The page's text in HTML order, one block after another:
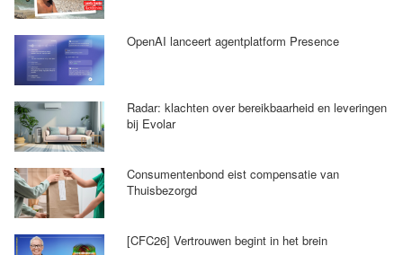
OpenAI lanceert agentplatform Presence
Radar: klachten over bereikbaarheid en leveringen
bij Evolar
Consumentenbond eist compensatie van
Thuisbezorgd
[CFC26] Vertrouwen begint in het brein